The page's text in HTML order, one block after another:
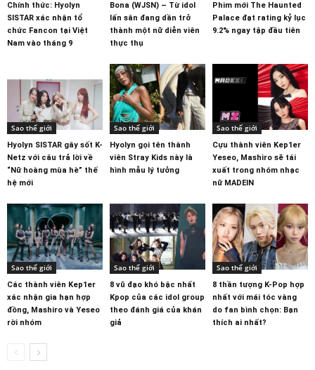
Chính thức: Hyolyn
SISTAR xác nhận tổ
chức Fancon tại Việt
Nam vào tháng 9
Bona (WJSN) – Từ idol
lấn sân đang dần trở
thành một nữ diễn viên
thực thụ
Phim mới The Haunted
Palace đạt rating kỷ lục
9.2% ngay tập đầu tiên
Sao thế giới
Hyolyn SISTAR gây sốt K-
Netz với câu trả lời về
“Nữ hoàng mùa hè” thế
hệ mới
Sao thế giới
Hyolyn gọi tên thành
viên Stray Kids này là
hình mẫu lý tưởng
Sao thế giới
Cựu thành viên Kep1er
Yeseo, Mashiro sẽ tái
xuất trong nhóm nhạc
nữ MADEIN
Sao thế giới
Các thành viên Kep1er
xác nhận gia hạn hợp
đồng, Mashiro và Yeseo
rời nhóm
Sao thế giới
8 vũ đạo khó bậc nhất
Kpop của các idol group
theo đánh giá của khán
giả
Sao thế giới
8 thần tượng K-Pop hợp
nhất với mái tóc vàng
do fan bình chọn: Bạn
thích ai nhất?